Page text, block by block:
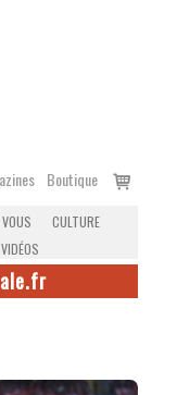
Boutique
Voir
CULTURE
VIDÉOS